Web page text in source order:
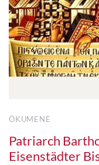
ÖKUMENE
Patriarch
Eisenstädter